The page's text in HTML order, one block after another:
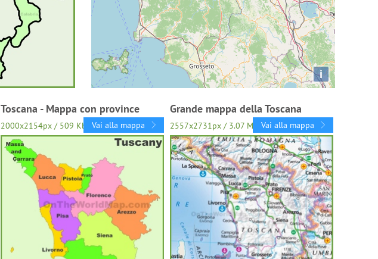
i
Toscana - Mappa con province
2000x2154px / 509 Kb Vai alla mappa
Grande mappa della Toscana
2557x2731px / 3.07 Mb Vai alla mappa